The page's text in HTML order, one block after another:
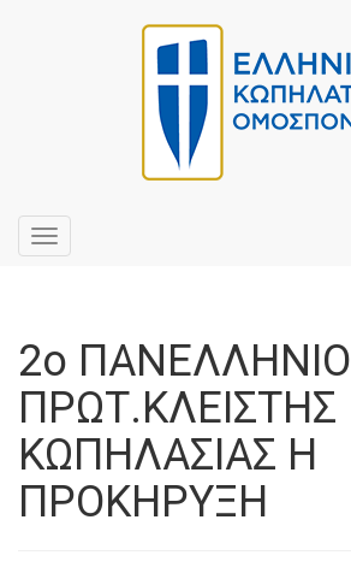
Toggle
navigation
2ο ΠΑΝΕΛΛΗΝΙΟ
ΠΡΩΤ.ΚΛΕΙΣΤΗΣ
ΚΩΠΗΛΑΣΙΑΣ Η
ΠΡΟΚΗΡΥΞΗ